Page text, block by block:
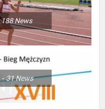
188News
31News